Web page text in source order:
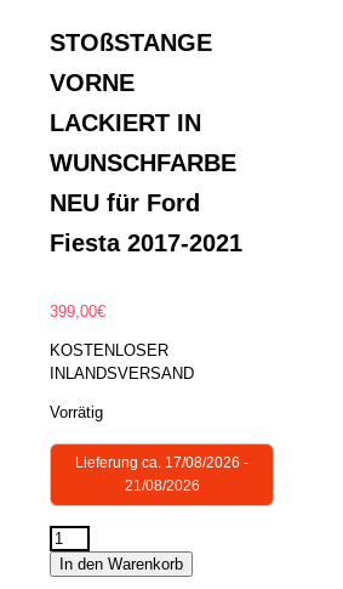
STOßSTANGE
VORNE
LACKIERT IN
WUNSCHFARBE
NEU für Ford
Fiesta 2017-2021
399,00€
KOSTENLOSER
INLANDSVERSAND
Vorrätig
Lieferung ca. 17/08/2026 -
21/08/2026
STOßSTANGE
In den Warenkorb